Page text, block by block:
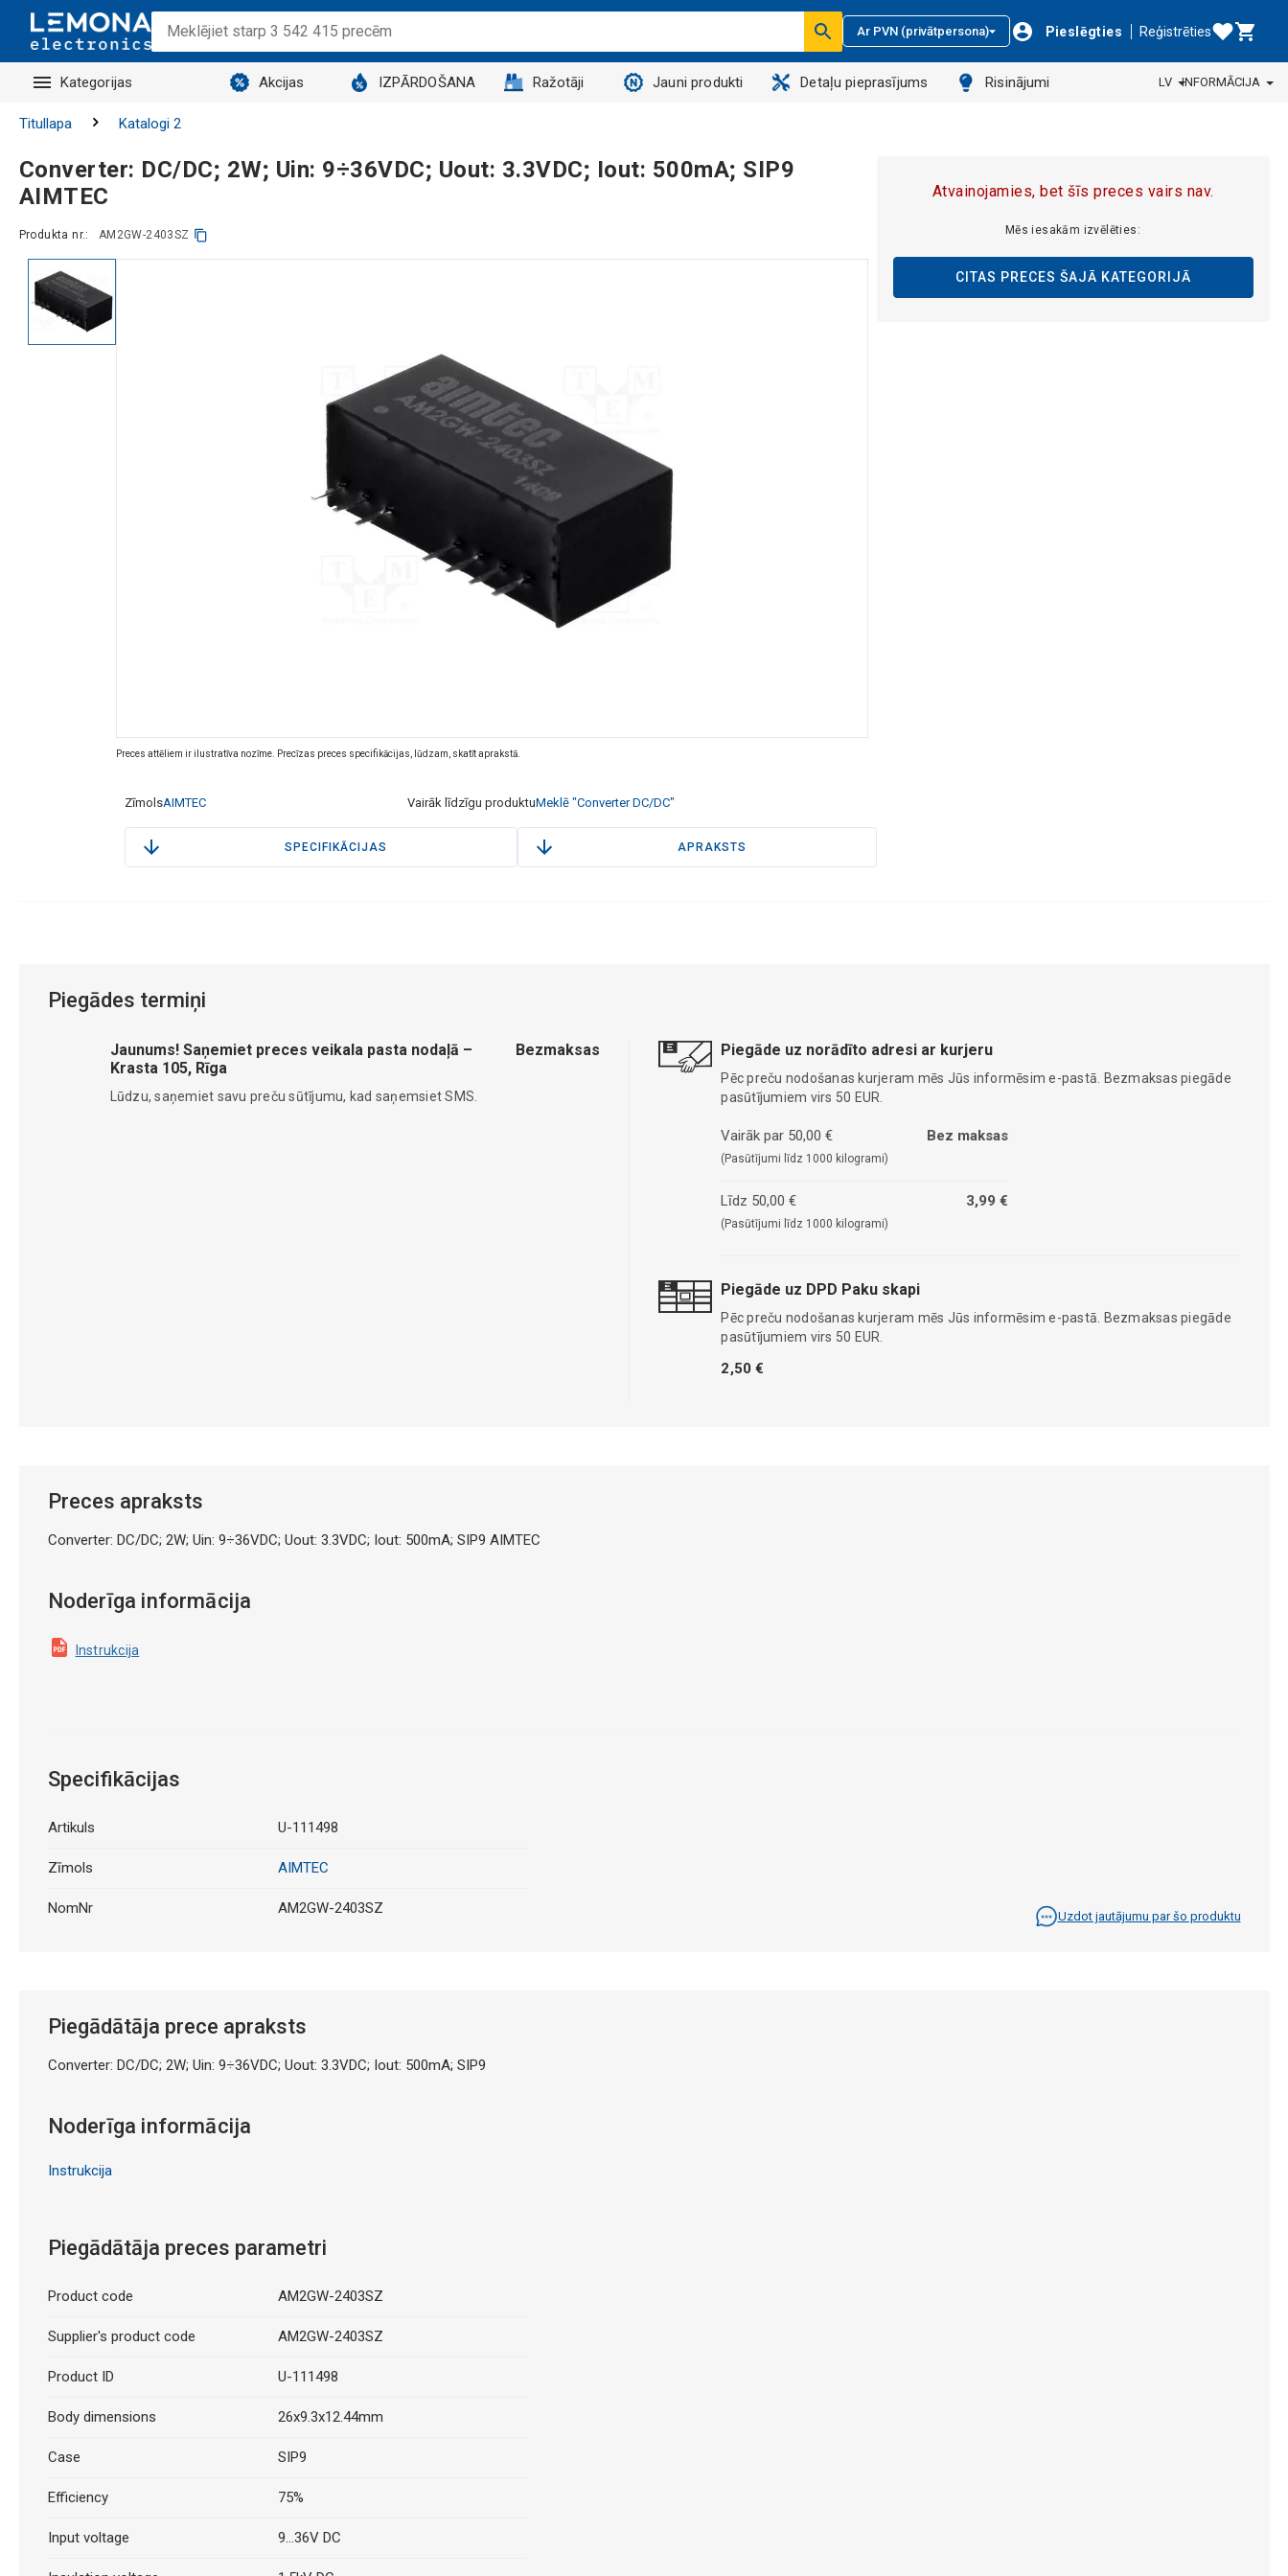
Ar PVN (privātpersona) Pieslēgties Reģistrēties
Kategorijas Akcijas IZPĀRDOŠANA Ražotāji Jauni produkti Detaļu pieprasījums Risinājumi LV INFORMĀCIJA
Titullapa Katalogi 2
Converter: DC/DC; 2W; Uin: 9÷36VDC; Uout: 3.3VDC; Iout: 500mA; SIP9
AIMTEC
Produkta nr.: AM2GW-2403SZ
Preces attēliem ir ilustratīva nozīme. Precīzas preces specifikācijas, lūdzam, skatīt aprakstā.
ZīmolsAIMTEC Vairāk līdzīgu produktuMeklē "Converter DC/DC"
SPECIFIKĀCIJAS APRAKSTS
Atvainojamies, bet šīs preces vairs nav.
Mēs iesakām izvēlēties:
CITAS PRECES ŠAJĀ KATEGORIJĀ
Piegādes termiņi
Jaunums! Saņemiet preces veikala pasta nodaļā –
Krasta 105, Rīga
Bezmaksas
Lūdzu, saņemiet savu preču sūtījumu, kad saņemsiet SMS.
Piegāde uz norādīto adresi ar kurjeru
Pēc preču nodošanas kurjeram mēs Jūs informēsim e-pastā. Bezmaksas piegāde
pasūtījumiem virs 50 EUR.
Vairāk par 50,00 €
(Pasūtījumi līdz 1000 kilogrami)
Bez maksas
Līdz 50,00 €
(Pasūtījumi līdz 1000 kilogrami)
3,99 €
Piegāde uz DPD Paku skapi
Pēc preču nodošanas kurjeram mēs Jūs informēsim e-pastā. Bezmaksas piegāde
pasūtījumiem virs 50 EUR.
2,50 €
Preces apraksts
Converter: DC/DC; 2W; Uin: 9÷36VDC; Uout: 3.3VDC; Iout: 500mA; SIP9 AIMTEC
Noderīga informācija
Instrukcija
Specifikācijas
Artikuls U-111498
Zīmols AIMTEC
NomNr AM2GW-2403SZ Uzdot jautājumu par šo produktu
Piegādātāja prece apraksts
Converter: DC/DC; 2W; Uin: 9÷36VDC; Uout: 3.3VDC; Iout: 500mA; SIP9
Noderīga informācija
Instrukcija
Piegādātāja preces parametri
Product code AM2GW-2403SZ
Supplier's product code AM2GW-2403SZ
Product ID U-111498
Body dimensions 26x9.3x12.44mm
Case SIP9
Efficiency 75%
Input voltage 9...36V DC